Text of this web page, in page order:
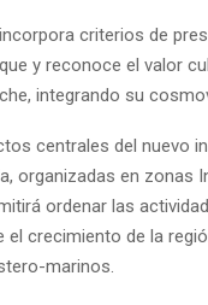
criterios de
y reconoce el valor
integrando su
centrales del nuevo
organizadas en zonas
ordenar las
el crecimiento de la
marinos.